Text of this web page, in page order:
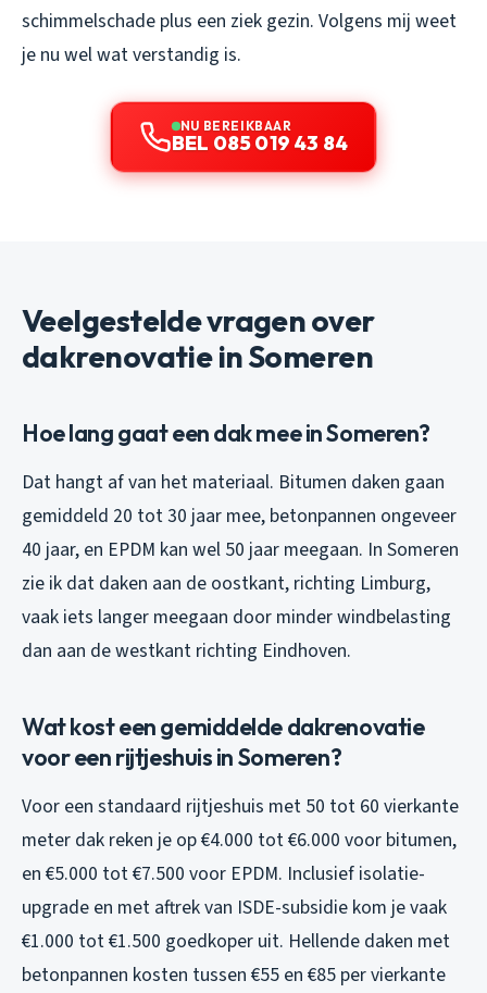
schimmelschade plus een ziek gezin. Volgens mij weet
je nu wel wat verstandig is.
NU BEREIKBAAR
BEL 085 019 43 84
Veelgestelde vragen over
dakrenovatie in Someren
Hoe lang gaat een dak mee in Someren?
Dat hangt af van het materiaal. Bitumen daken gaan
gemiddeld 20 tot 30 jaar mee, betonpannen ongeveer
40 jaar, en EPDM kan wel 50 jaar meegaan. In Someren
zie ik dat daken aan de oostkant, richting Limburg,
vaak iets langer meegaan door minder windbelasting
dan aan de westkant richting Eindhoven.
Wat kost een gemiddelde dakrenovatie
voor een rijtjeshuis in Someren?
Voor een standaard rijtjeshuis met 50 tot 60 vierkante
meter dak reken je op €4.000 tot €6.000 voor bitumen,
en €5.000 tot €7.500 voor EPDM. Inclusief isolatie-
upgrade en met aftrek van ISDE-subsidie kom je vaak
€1.000 tot €1.500 goedkoper uit. Hellende daken met
betonpannen kosten tussen €55 en €85 per vierkante